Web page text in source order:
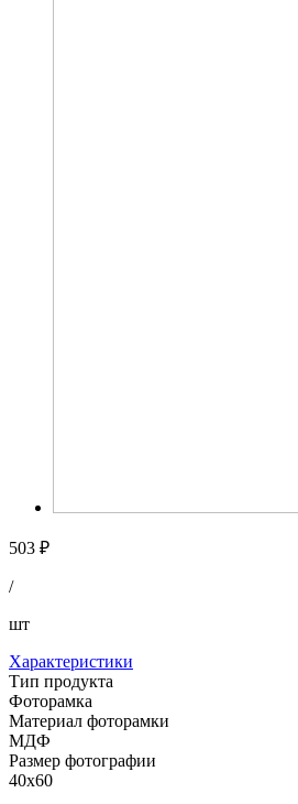
503 ₽
/
шт
Характеристики
Тип продукта
Фоторамка
Материал фоторамки
МДФ
Размер фотографии
40х60